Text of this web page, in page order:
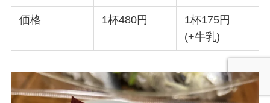
価格 1杯480円
1杯175円
(+牛乳)